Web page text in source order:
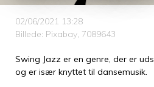
02/06/2021 13:28
Billede: Pixabay, 7089643
Swing Jazz er en genre, der er
og er især knyttet til dansemusik.